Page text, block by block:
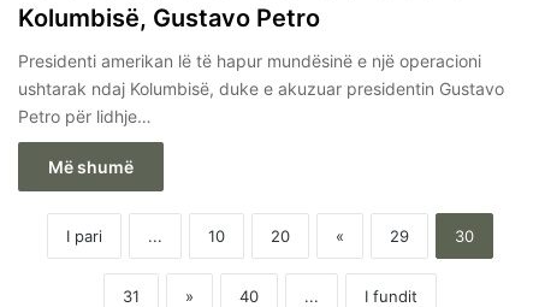
Kolumbisë, Gustavo Petro
Presidenti amerikan lë të hapur mundësinë e një operacioni
ushtarak ndaj Kolumbisë, duke e akuzuar presidentin Gustavo
Petro për lidhje…
Më shumë
I pari ... 10 20 « 29 30
31 » 40 ... I fundit